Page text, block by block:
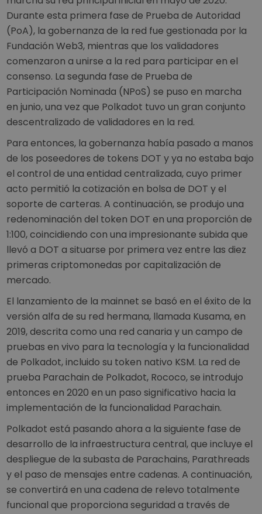
Durante esta primera fase de Prueba de Autoridad
(PoA), la gobernanza de la red fue gestionada por la
Fundación Web3, mientras que los validadores
comenzaron a unirse a la red para participar en el
consenso. La segunda fase de Prueba de
Participación Nominada (NPoS) se puso en marcha
en junio, una vez que Polkadot tuvo un gran conjunto
descentralizado de validadores en la red.
Para entonces, la gobernanza había pasado a manos
de los poseedores de tokens DOT y ya no estaba bajo
el control de una entidad centralizada, cuyo primer
acto permitió la cotización en bolsa de DOT y el
soporte de carteras. A continuación, se produjo una
redenominación del token DOT en una proporción de
1:100, coincidiendo con una impresionante subida que
llevó a DOT a situarse por primera vez entre las diez
primeras criptomonedas por capitalización de
mercado.
El lanzamiento de la mainnet se basó en el éxito de la
versión alfa de su red hermana, llamada Kusama, en
2019, descrita como una red canaria y un campo de
pruebas en vivo para la tecnología y la funcionalidad
de Polkadot, incluido su token nativo KSM. La red de
prueba Parachain de Polkadot, Rococo, se introdujo
entonces en 2020 en un paso significativo hacia la
implementación de la funcionalidad Parachain.
Polkadot está pasando ahora a la siguiente fase de
desarrollo de la infraestructura central, que incluye el
despliegue de la subasta de Parachains, Parathreads
y el paso de mensajes entre cadenas. A continuación,
se convertirá en una cadena de relevo totalmente
funcional que proporciona seguridad a través de